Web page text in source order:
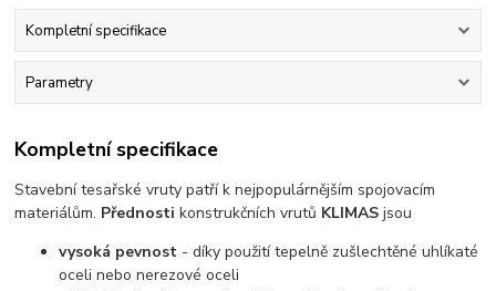
Kompletní specifikace
Parametry
Kompletní specifikace
Stavební tesařské vruty patří k nejpopulárnějším spojovacím
materiálům. Přednosti konstrukčních vrutů KLIMAS jsou
vysoká pevnost - díky použití tepelně zušlechtěné uhlíkaté
oceli nebo nerezové oceli